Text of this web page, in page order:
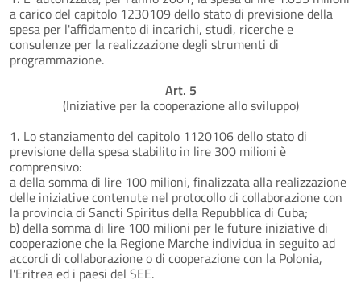
a carico del capitolo 1230109 dello stato di previsione della
spesa per l'affidamento di incarichi, studi, ricerche e
consulenze per la realizzazione degli strumenti di
programmazione.
Art. 5
(Iniziative per la cooperazione allo sviluppo)
1. Lo stanziamento del capitolo 1120106 dello stato di
previsione della spesa stabilito in lire 300 milioni è
comprensivo:
a della somma di lire 100 milioni, finalizzata alla realizzazione
delle iniziative contenute nel protocollo di collaborazione con
la provincia di Sancti Spiritus della Repubblica di Cuba;
b) della somma di lire 100 milioni per le future iniziative di
cooperazione che la Regione Marche individua in seguito ad
accordi di collaborazione o di cooperazione con la Polonia,
l'Eritrea ed i paesi del SEE.